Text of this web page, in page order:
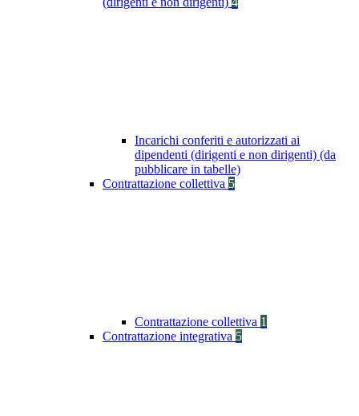
Incarichi conferiti e autorizzati ai
dipendenti (dirigenti e non dirigenti) (da
pubblicare in tabelle)
Contrattazione collettiva 5
Contrattazione collettiva 1
Contrattazione integrativa 5